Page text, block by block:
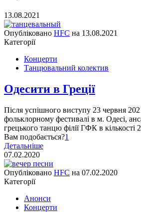
13.08.2021
Опубліковано HFC на 13.08.2021
Категорії
Концерти
Танцювальний колектив
Одесити в Греції
Після успішного виступу 23 червня
фольклорному фестивалі в м. Одесі,
грецького танцю філії ГФК в кількості
Вам подобається?1
Детальніше
07.02.2020
Опубліковано HFC на 07.02.2020
Категорії
Анонси
Концерти